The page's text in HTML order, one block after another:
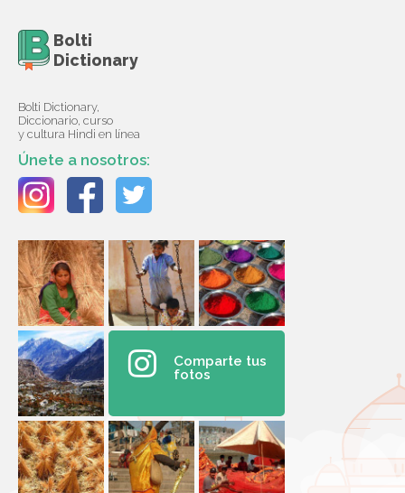
Bolti
Dictionary
Bolti Dictionary,
Diccionario, curso
y cultura Hindi en línea
Únete a nosotros:
Comparte tus
fotos